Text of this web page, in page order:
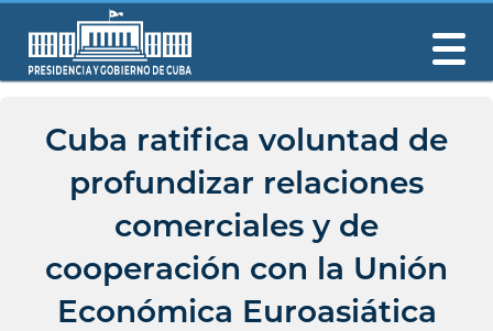
Cuba ratifica voluntad de
profundizar relaciones
comerciales y de
cooperación con la Unión
Económica Euroasiática